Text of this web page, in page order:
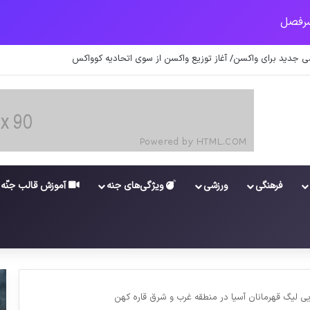
جدید برای واکسن/ آغاز توزیع واکسن از سوی اتحادیه کوواکس
فرهنگی ورزشی ویژگی‌های جنه آموزش قالب جنّه
ليگ قهرمانان آسيا در منطقه غرب و شرق قاره كهن